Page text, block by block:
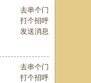
去串个门
打个招呼
发送消息
去串个门
打个招呼